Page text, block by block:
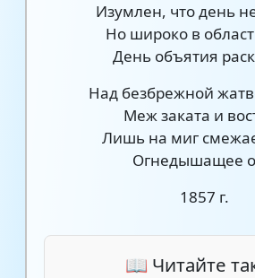
Изумлен, что день
Но широко в
День объятия
Над безбрежной
Меж заката и
Лишь на миг
Огнедышащее
1857 г.
📖 Читайте